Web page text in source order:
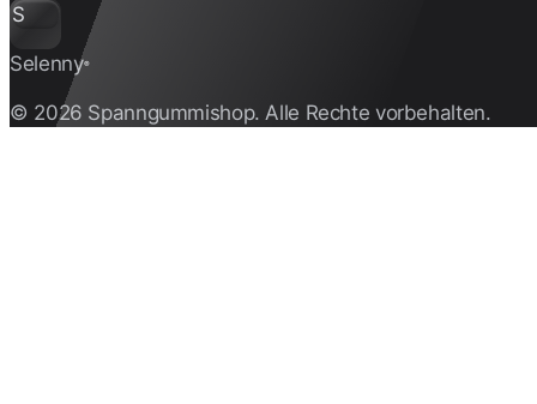
S
Selenny®
© 2026 Spanngummishop. Alle Rechte vorbehalten.